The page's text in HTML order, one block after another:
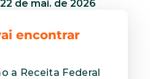
22 de mai. de 2026
encontrar
a Receita Federal